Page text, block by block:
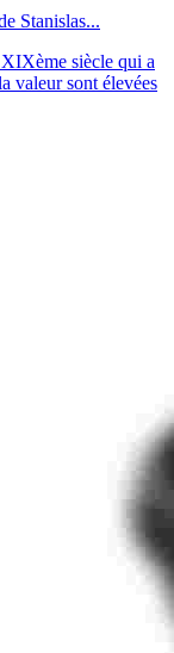
Stanislas...
siècle qui a
valeur sont élevées